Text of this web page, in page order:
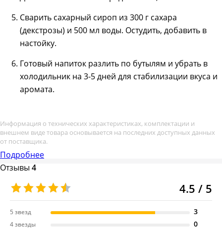
Сварить сахарный сироп из 300 г сахара
(декстрозы) и 500 мл воды. Остудить, добавить в
настойку.
Готовый напиток разлить по бутылям и убрать в
холодильник на 3-5 дней для стабилизации вкуса и
аромата.
Информация о технических характеристиках, комплектации и
внешнем виде товара основывается на последних доступных данных
от поставщика.
Подробнее
Отзывы 4
4.5 / 5
5 звезд 3
4 звезды 0